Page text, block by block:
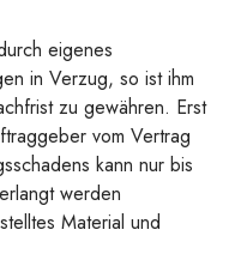
eigenes
in Verzug, so ist ihm
zu gewähren. Erst
vom Vertrag
kann nur bis
werden
Material und